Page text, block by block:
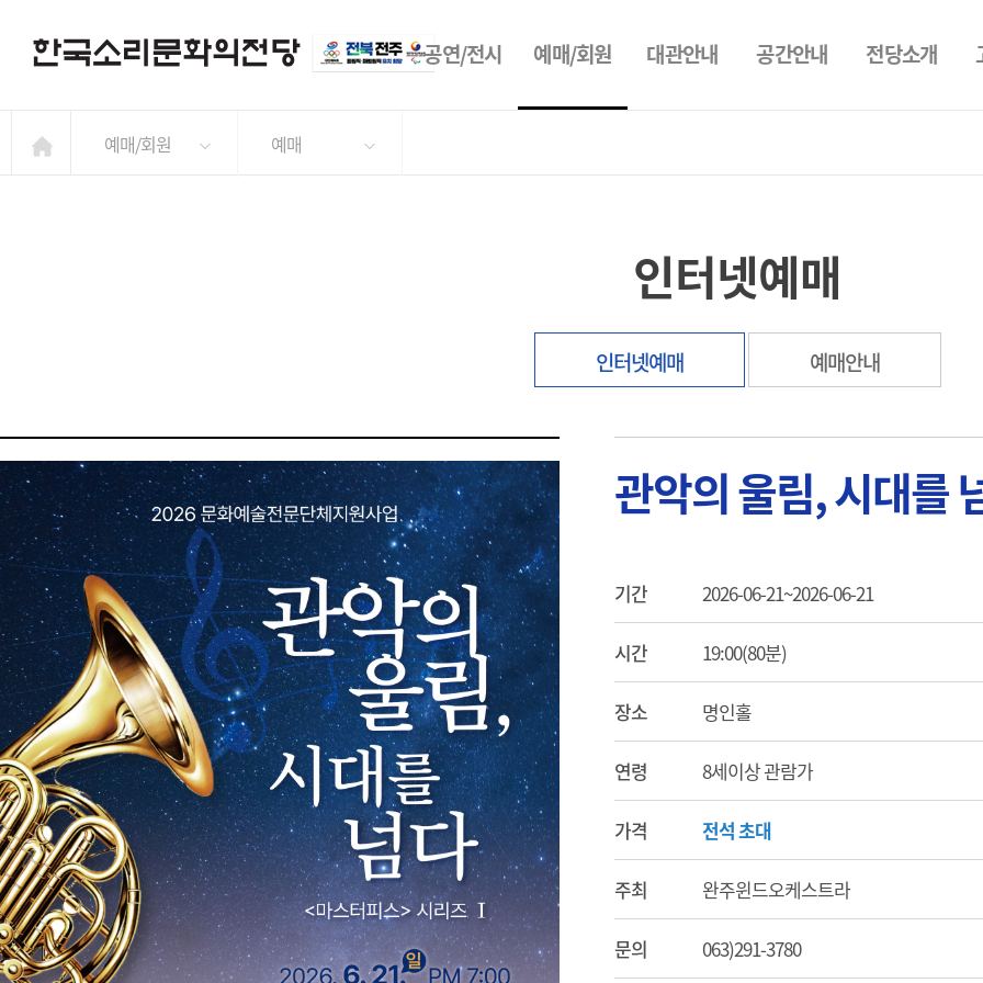
공연/전시 예매/회원 대관안내 공간안내 전당소개
예매/회원 예매
인터넷예매
인터넷예매 예매안내
관악의 울림, 시대를
기간 2026-06-21~2026-06-21
시간 19:00(80분)
장소 명인홀
연령 8세이상 관람가
가격 전석 초대
주최 완주윈드오케스트라
문의 063)291-3780